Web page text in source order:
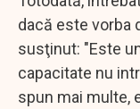
dacă este vorba
susţinut: "Este
capacitate nu
spun mai multe,